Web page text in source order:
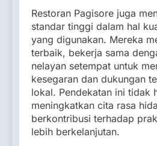
Restoran Pagisore juga
standar tinggi dalam hal
yang digunakan. Mereka
terbaik, bekerja sama
nelayan setempat untuk
kesegaran dan dukungan
lokal. Pendekatan ini tidak
meningkatkan cita rasa
berkontribusi terhadap
lebih berkelanjutan.